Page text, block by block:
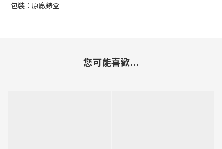
包裝：原廠錶盒
您可能喜歡...